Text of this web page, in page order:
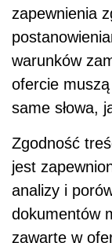
zapewnienia
warunków
ofercie
same słowa,
Zgodność
jest
analizy i
dokumentów
zawarte w